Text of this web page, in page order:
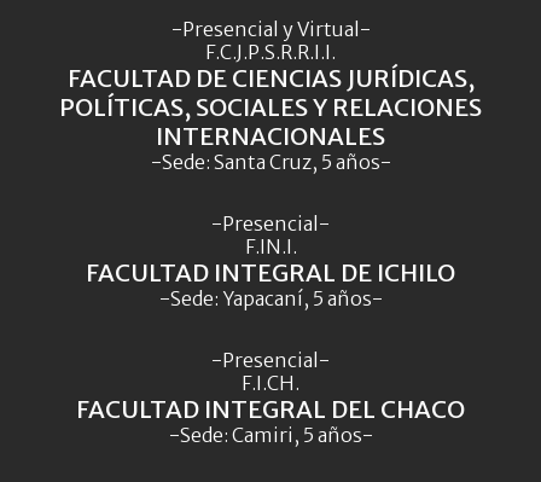
-Presencial y Virtual-
F.C.J.P.S.R.R.I.I.
FACULTAD DE CIENCIAS JURÍDICAS,
POLÍTICAS, SOCIALES Y RELACIONES
INTERNACIONALES
-Sede: Santa Cruz, 5 años-
-Presencial-
F.IN.I.
FACULTAD INTEGRAL DE ICHILO
-Sede: Yapacaní, 5 años-
-Presencial-
F.I.CH.
FACULTAD INTEGRAL DEL CHACO
-Sede: Camiri, 5 años-